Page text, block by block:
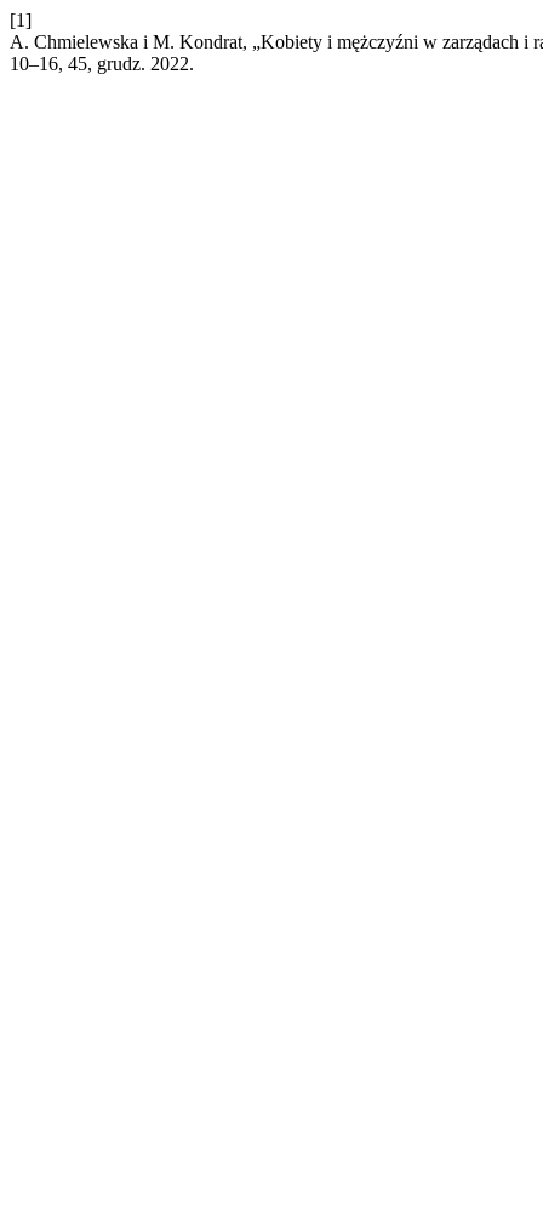
[1]
A. Chmielewska i M. Kondrat, „Kobiety i mężczyźni w zarządach i
10–16, 45, grudz. 2022.